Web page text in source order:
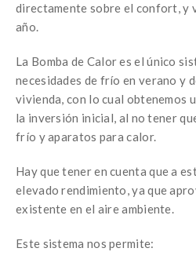
directamente sobre el confort, y
año.
La Bomba de Calor es el único
necesidades de frío en verano y
vivienda, con lo cual obtenemos
la inversión inicial, al no tener
frío y aparatos para calor.
Hay que tener en cuenta que a
elevado rendimiento, ya que
existente en el aire ambiente.
Este sistema nos permite: